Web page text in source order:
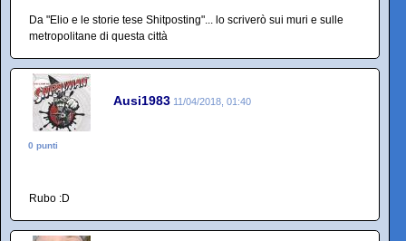
Da "Elio e le storie tese Shitposting"... lo scriverò sui muri e sulle
metropolitane di questa città
Ausi1983 11/04/2018, 01:40
0 punti
Rubo :D